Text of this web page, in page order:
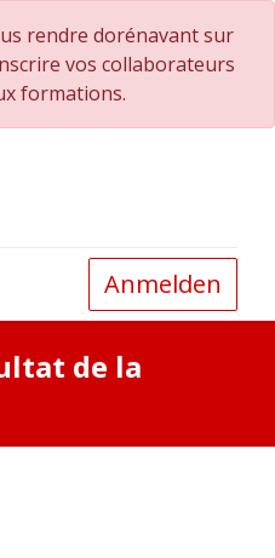
rendre dorénavant sur
vos collaborateurs
formations.
Anmelden
de la